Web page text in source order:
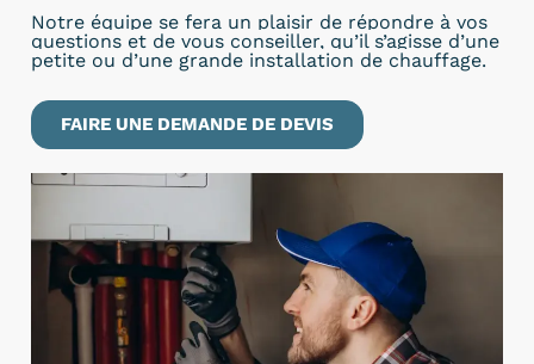
Notre équipe se fera un plaisir de répondre à vos
questions et de vous conseiller, qu’il s’agisse d’une
petite ou d’une grande installation de chauffage.
FAIRE UNE DEMANDE DE DEVIS